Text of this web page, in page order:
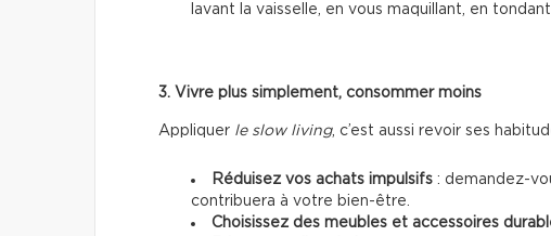
lavant la vaisselle, en vous maquillant, en
3. Vivre plus simplement, consommer moins
Appliquer le slow living, c’est aussi revoir ses
Réduisez vos achats impulsifs : demandez-
contribuera à votre bien-être.
Choisissez des meubles et accessoires